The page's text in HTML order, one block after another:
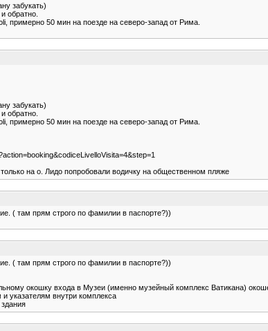
забукать)
обратно.
примерно 50 мин на поезде на северо-запад от Рима.
забукать)
обратно.
примерно 50 мин на поезде на северо-запад от Рима.
на о. Лидо попробовали водичку на общественном пляже
( там прям строго по фамилии в паспорте?))
( там прям строго по фамилии в паспорте?))
окошку входа в Музеи (именно музейный комплекс Ватикана)
указателям внутри комплекса